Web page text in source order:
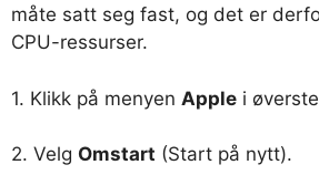
måte satt seg fast, og det er
CPU-ressurser.
1. Klikk på menyen Apple i
2. Velg Omstart (Start på nytt).